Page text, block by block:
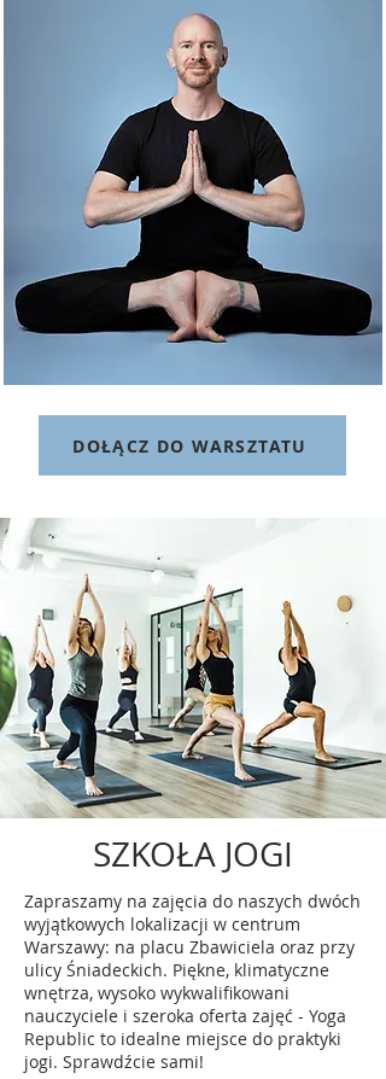
DOŁĄCZ DO WARSZTATU
SZKOŁA JOGI
Zapraszamy na zajęcia do naszych dwóch
wyjątkowych lokalizacji w centrum
Warszawy: na placu Zbawiciela oraz przy
ulicy Śniadeckich. Piękne, klimatyczne
wnętrza, wysoko wykwalifikowani
nauczyciele i szeroka oferta zajęć - Yoga
Republic to idealne miejsce do praktyki
jogi. Sprawdźcie sami!